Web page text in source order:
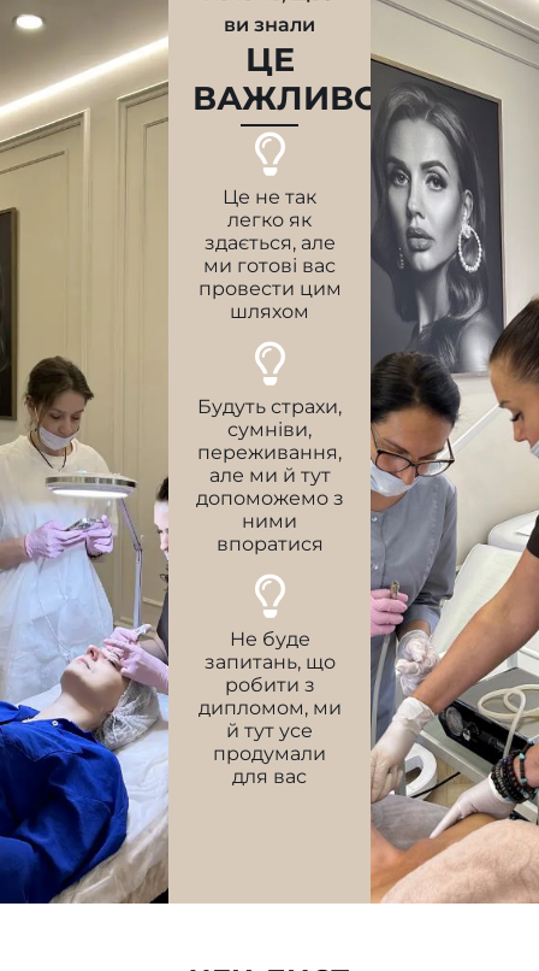
ви знали
ЦЕ
ВАЖЛИВО
Це не так
легко як
здається, але
ми готові вас
провести цим
шляхом
Будуть страхи,
сумніви,
переживання,
але ми й тут
допоможемо з
ними
впоратися
Не буде
запитань, що
робити з
дипломом, ми
й тут усе
продумали
для вас